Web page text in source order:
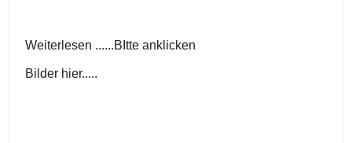
Weiterlesen ......BItte anklicken
Bilder hier.....